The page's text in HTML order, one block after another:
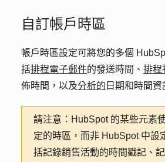
自訂帳戶時區
帳戶時區設定可將您的多個
括排程電子郵件的發送時間、 排程
佈時間，以及分析的 日期和時間資
請注意： HubSpot 的某些元素
定的時區，而非 HubSpot 中設
括記錄銷售活動的時間戳記、